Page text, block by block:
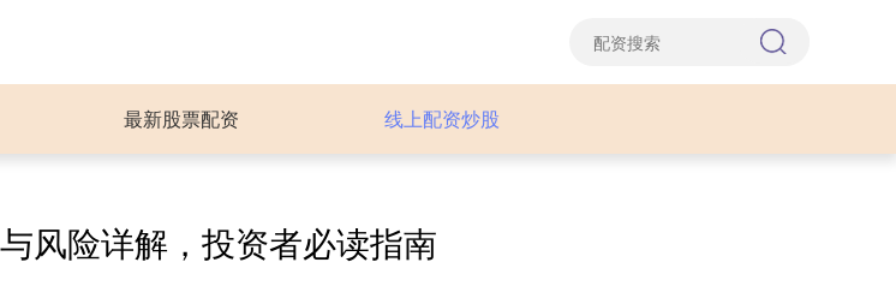
最新股票配资 线上配资炒股
风险详解，投资者必读指南